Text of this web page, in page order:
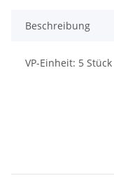
Beschreibung
VP-Einheit: 5 Stück